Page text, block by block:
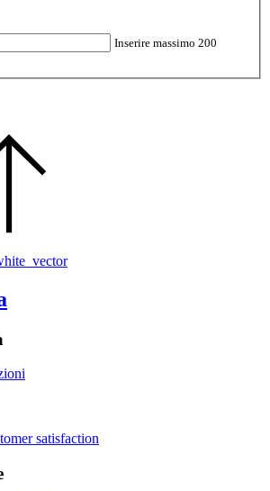
Inserire massimo 200
satisfaction